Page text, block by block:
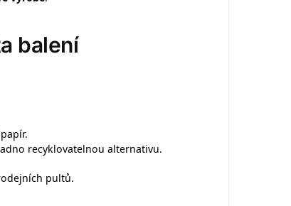
balení
recyklovatelnou alternativu.
pultů.